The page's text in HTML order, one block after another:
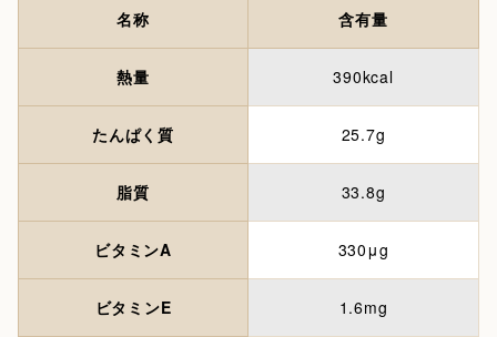
名称 含有量
熱量 390kcal
たんぱく質 25.7g
脂質 33.8g
ビタミンA 330μg
ビタミンE 1.6mg